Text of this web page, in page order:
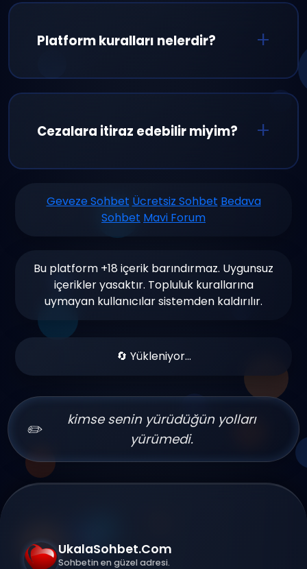
oluşturmak ve özel özelliklere erişmek için
Platform kuralları nelerdir?
paylaşımının yasak olması ve kişisel bilgi
kurallarımızdır.
Cezalara itiraz edebilir miyim?
destek ekibimize başvurabilirsiniz. Tüm
başvurular detaylı incelenir ve en kısa
sürede yanıtlanır.
Geveze Sohbet Ücretsiz Sohbet Bedava
Sohbet Mavi Forum
Bu platform +18 içerik barındırmaz. Uygunsuz
içerikler yasaktır. Topluluk kurallarına
uymayan kullanıcılar sistemden kaldırılır.
🔄 Yükleniyor...
✏️
kimse senin yürüdüğün yolları
yürümedi.
UkalaSohbet.Com
Sohbetin en güzel adresi.